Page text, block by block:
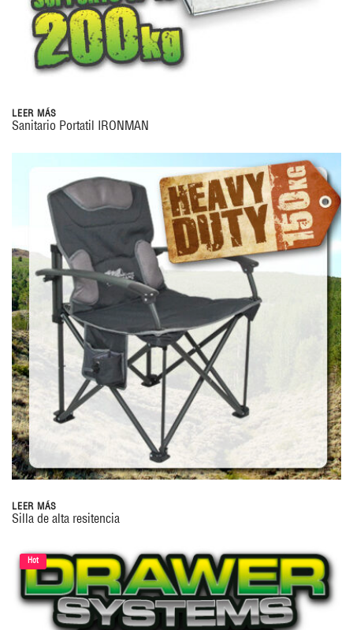
LEER MÁS
Sanitario Portatil IRONMAN
LEER MÁS
Silla de alta resitencia
Hot